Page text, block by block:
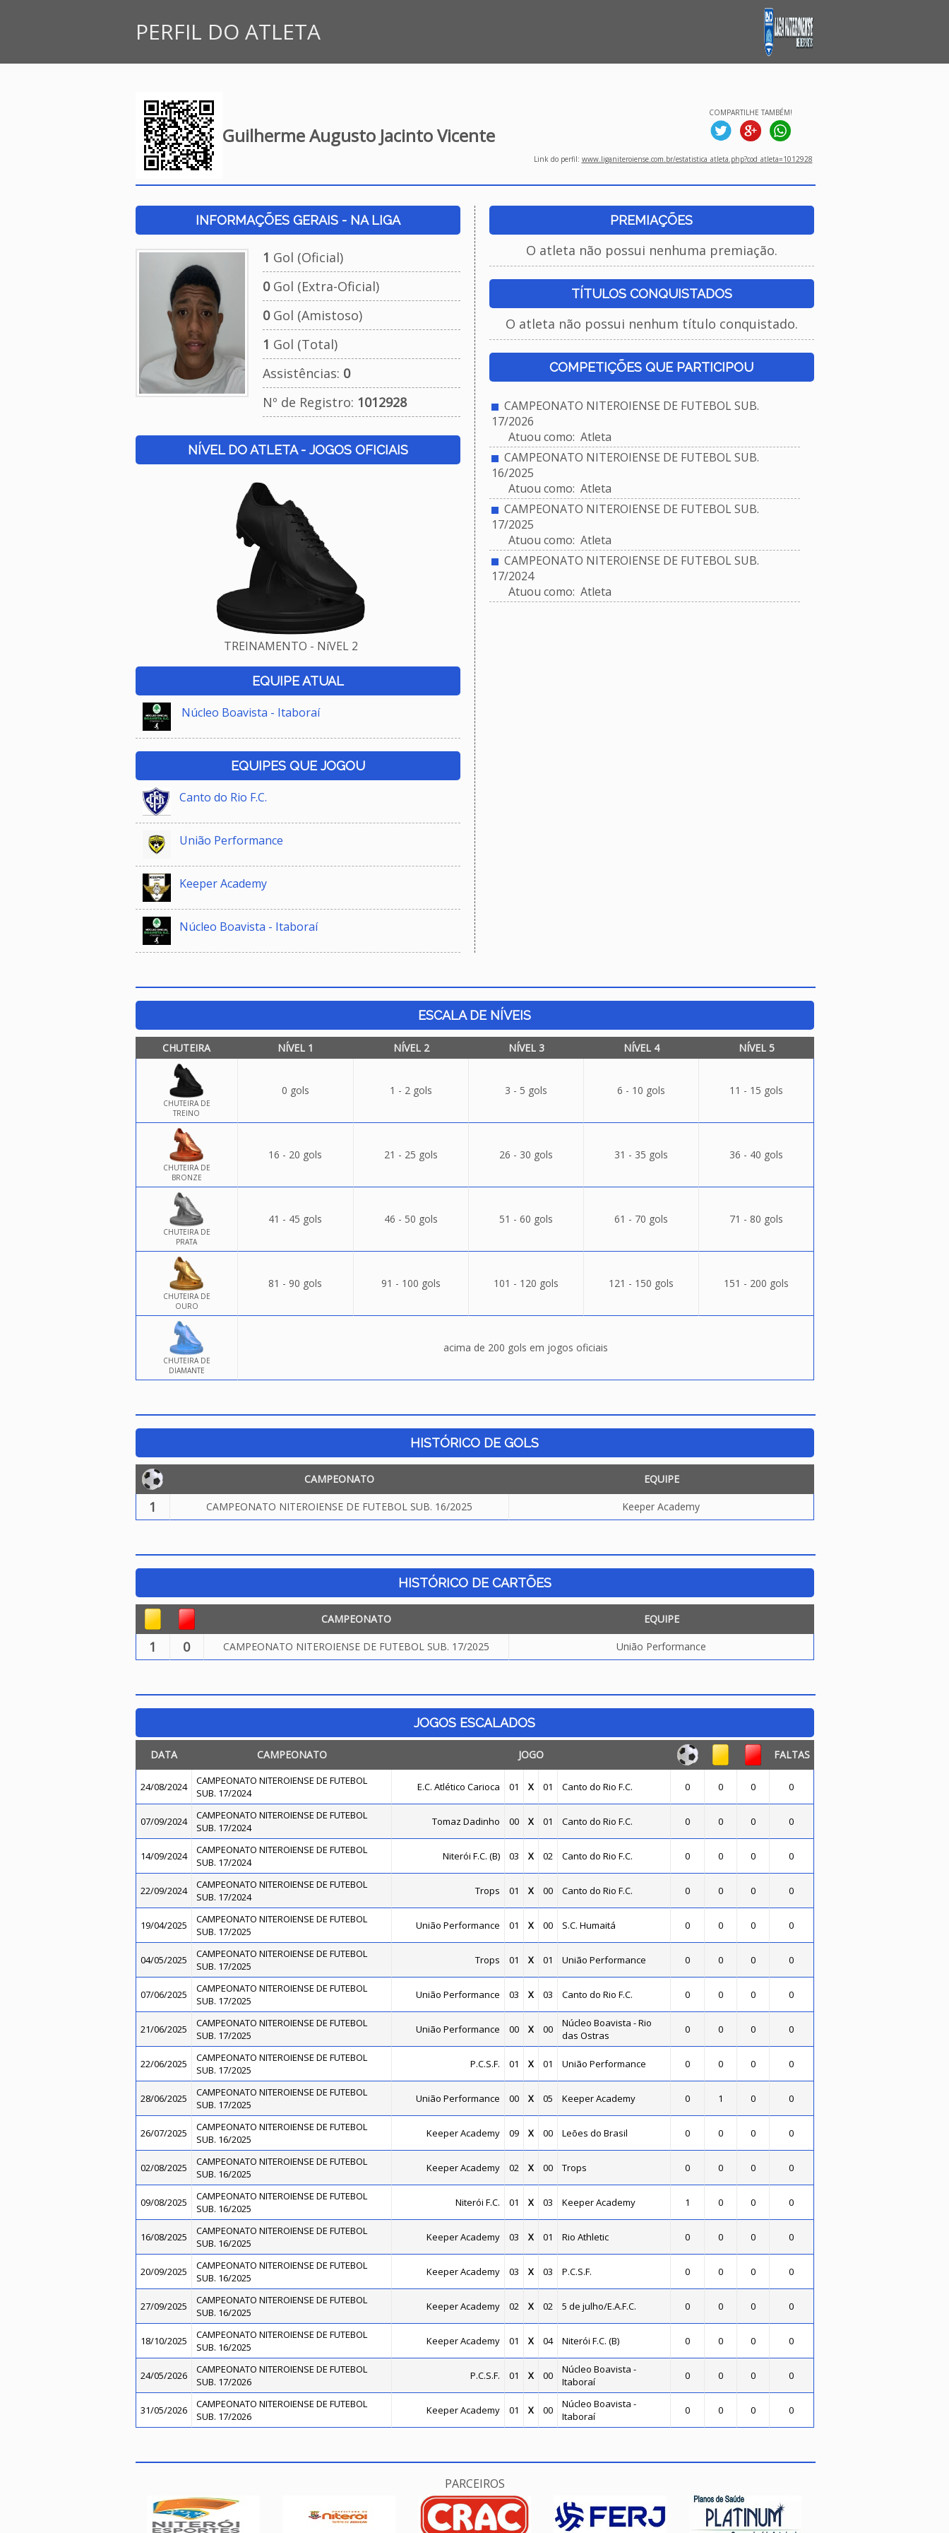
PERFIL DO ATLETA
Guilherme Augusto Jacinto Vicente
COMPARTILHE TAMBÉM!
Link do perfil: www.liganiteroiense.com.br/estatistica_atleta.php?cod_atleta=1012928
INFORMAÇÕES GERAIS - NA LIGA
1 Gol (Oficial)
0Gol (Extra-Oficial)
0Gol (Amistoso)
1 Gol (Total)
Assistências: 0
Nº de Registro: 1012928
NÍVEL DO ATLETA - JOGOS OFICIAIS
TREINAMENTO - NíVEL 2
EQUIPE ATUAL
Núcleo Boavista - Itaboraí
EQUIPES QUE JOGOU
Canto do Rio F.C.
União Performance
Keeper Academy
Núcleo Boavista - Itaboraí
PREMIAÇÕES
O atleta não possui nenhuma premiação.
TÍTULOS CONQUISTADOS
O atleta não possui nenhum título conquistado.
COMPETIÇÕES QUE PARTICIPOU
CAMPEONATO NITEROIENSE DE FUTEBOL SUB.
17/2026
Atuou como: Atleta
CAMPEONATO NITEROIENSE DE FUTEBOL SUB.
16/2025
Atuou como: Atleta
CAMPEONATO NITEROIENSE DE FUTEBOL SUB.
17/2025
Atuou como: Atleta
CAMPEONATO NITEROIENSE DE FUTEBOL SUB.
17/2024
Atuou como: Atleta
ESCALA DE NÍVEIS
CHUTEIRA NÍVEL 1 NÍVEL 2 NÍVEL 3 NÍVEL 4 NÍVEL 5
CHUTEIRA DE
TREINO
0 gols 1 - 2 gols 3 - 5 gols 6 - 10 gols 11 - 15 gols
CHUTEIRA DE
BRONZE
16 - 20 gols 21 - 25 gols 26 - 30 gols 31 - 35 gols 36 - 40 gols
CHUTEIRA DE
PRATA
41 - 45 gols 46 - 50 gols 51 - 60 gols 61 - 70 gols 71 - 80 gols
CHUTEIRA DE
OURO
81 - 90 gols 91 - 100 gols 101 - 120 gols 121 - 150 gols 151 - 200 gols
CHUTEIRA DE
DIAMANTE
acima de 200 gols em jogos oficiais
HISTÓRICO DE GOLS
CAMPEONATO EQUIPE
1 CAMPEONATO NITEROIENSE DE FUTEBOL SUB. 16/2025 Keeper Academy
HISTÓRICO DE CARTÕES
CAMPEONATO EQUIPE
1 0 CAMPEONATO NITEROIENSE DE FUTEBOL SUB. 17/2025 União Performance
JOGOS ESCALADOS
DATA CAMPEONATO JOGO FALTAS
24/08/2024
CAMPEONATO NITEROIENSE DE FUTEBOL
SUB. 17/2024
E.C. Atlético Carioca 01 X 01 Canto do Rio F.C. 0 0 0 0
07/09/2024
CAMPEONATO NITEROIENSE DE FUTEBOL
SUB. 17/2024
Tomaz Dadinho 00 X 01 Canto do Rio F.C. 0 0 0 0
14/09/2024
CAMPEONATO NITEROIENSE DE FUTEBOL
SUB. 17/2024
Niterói F.C. (B) 03 X 02 Canto do Rio F.C. 0 0 0 0
22/09/2024
CAMPEONATO NITEROIENSE DE FUTEBOL
SUB. 17/2024
Trops 01 X 00 Canto do Rio F.C. 0 0 0 0
19/04/2025
CAMPEONATO NITEROIENSE DE FUTEBOL
SUB. 17/2025
União Performance 01 X 00 S.C. Humaitá 0 0 0 0
04/05/2025
CAMPEONATO NITEROIENSE DE FUTEBOL
SUB. 17/2025
Trops 01 X 01 União Performance 0 0 0 0
07/06/2025
CAMPEONATO NITEROIENSE DE FUTEBOL
SUB. 17/2025
União Performance 03 X 03 Canto do Rio F.C. 0 0 0 0
21/06/2025
CAMPEONATO NITEROIENSE DE FUTEBOL
SUB. 17/2025
União Performance 00 X 00
Núcleo Boavista - Rio
das Ostras
0 0 0 0
22/06/2025
CAMPEONATO NITEROIENSE DE FUTEBOL
SUB. 17/2025
P.C.S.F. 01 X 01 União Performance 0 0 0 0
28/06/2025
CAMPEONATO NITEROIENSE DE FUTEBOL
SUB. 17/2025
União Performance 00 X 05 Keeper Academy 0 1 0 0
26/07/2025
CAMPEONATO NITEROIENSE DE FUTEBOL
SUB. 16/2025
Keeper Academy 09 X 00 Leões do Brasil 0 0 0 0
02/08/2025
CAMPEONATO NITEROIENSE DE FUTEBOL
SUB. 16/2025
Keeper Academy 02 X 00 Trops 0 0 0 0
09/08/2025
CAMPEONATO NITEROIENSE DE FUTEBOL
SUB. 16/2025
Niterói F.C. 01 X 03 Keeper Academy 1 0 0 0
16/08/2025
CAMPEONATO NITEROIENSE DE FUTEBOL
SUB. 16/2025
Keeper Academy 03 X 01 Rio Athletic 0 0 0 0
20/09/2025
CAMPEONATO NITEROIENSE DE FUTEBOL
SUB. 16/2025
Keeper Academy 03 X 03 P.C.S.F. 0 0 0 0
27/09/2025
CAMPEONATO NITEROIENSE DE FUTEBOL
SUB. 16/2025
Keeper Academy 02 X 02 5 de julho/E.A.F.C. 0 0 0 0
18/10/2025
CAMPEONATO NITEROIENSE DE FUTEBOL
SUB. 16/2025
Keeper Academy 01 X 04 Niterói F.C. (B) 0 0 0 0
24/05/2026
CAMPEONATO NITEROIENSE DE FUTEBOL
SUB. 17/2026
P.C.S.F. 01 X 00
Núcleo Boavista -
Itaboraí
0 0 0 0
31/05/2026
CAMPEONATO NITEROIENSE DE FUTEBOL
SUB. 17/2026
Keeper Academy 01 X 00
Núcleo Boavista -
Itaboraí
0 0 0 0
PARCEIROS